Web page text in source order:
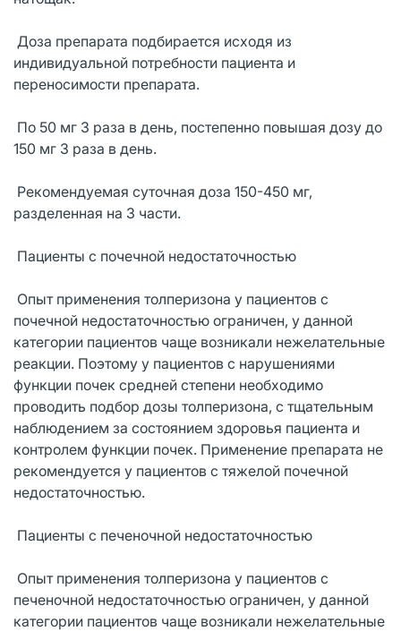
Доза препарата подбирается исходя из
индивидуальной потребности пациента и
переносимости препарата.
По 50 мг 3 раза в день, постепенно повышая дозу до
150 мг 3 раза в день.
Рекомендуемая суточная доза 150-450 мг,
разделенная на 3 части.
Пациенты с почечной недостаточностью
Опыт применения толперизона у пациентов с
почечной недостаточностью ограничен, у данной
категории пациентов чаще возникали нежелательные
реакции. Поэтому у пациентов с нарушениями
функции почек средней степени необходимо
проводить подбор дозы толперизона, с тщательным
наблюдением за состоянием здоровья пациента и
контролем функции почек. Применение препарата не
рекомендуется у пациентов с тяжелой почечной
недостаточностью.
Пациенты с печеночной недостаточностью
Опыт применения толперизона у пациентов с
печеночной недостаточностью ограничен, у данной
категории пациентов чаще возникали нежелательные